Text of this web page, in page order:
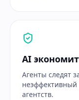
AI
Агенты следят
неэффективный
агентств.